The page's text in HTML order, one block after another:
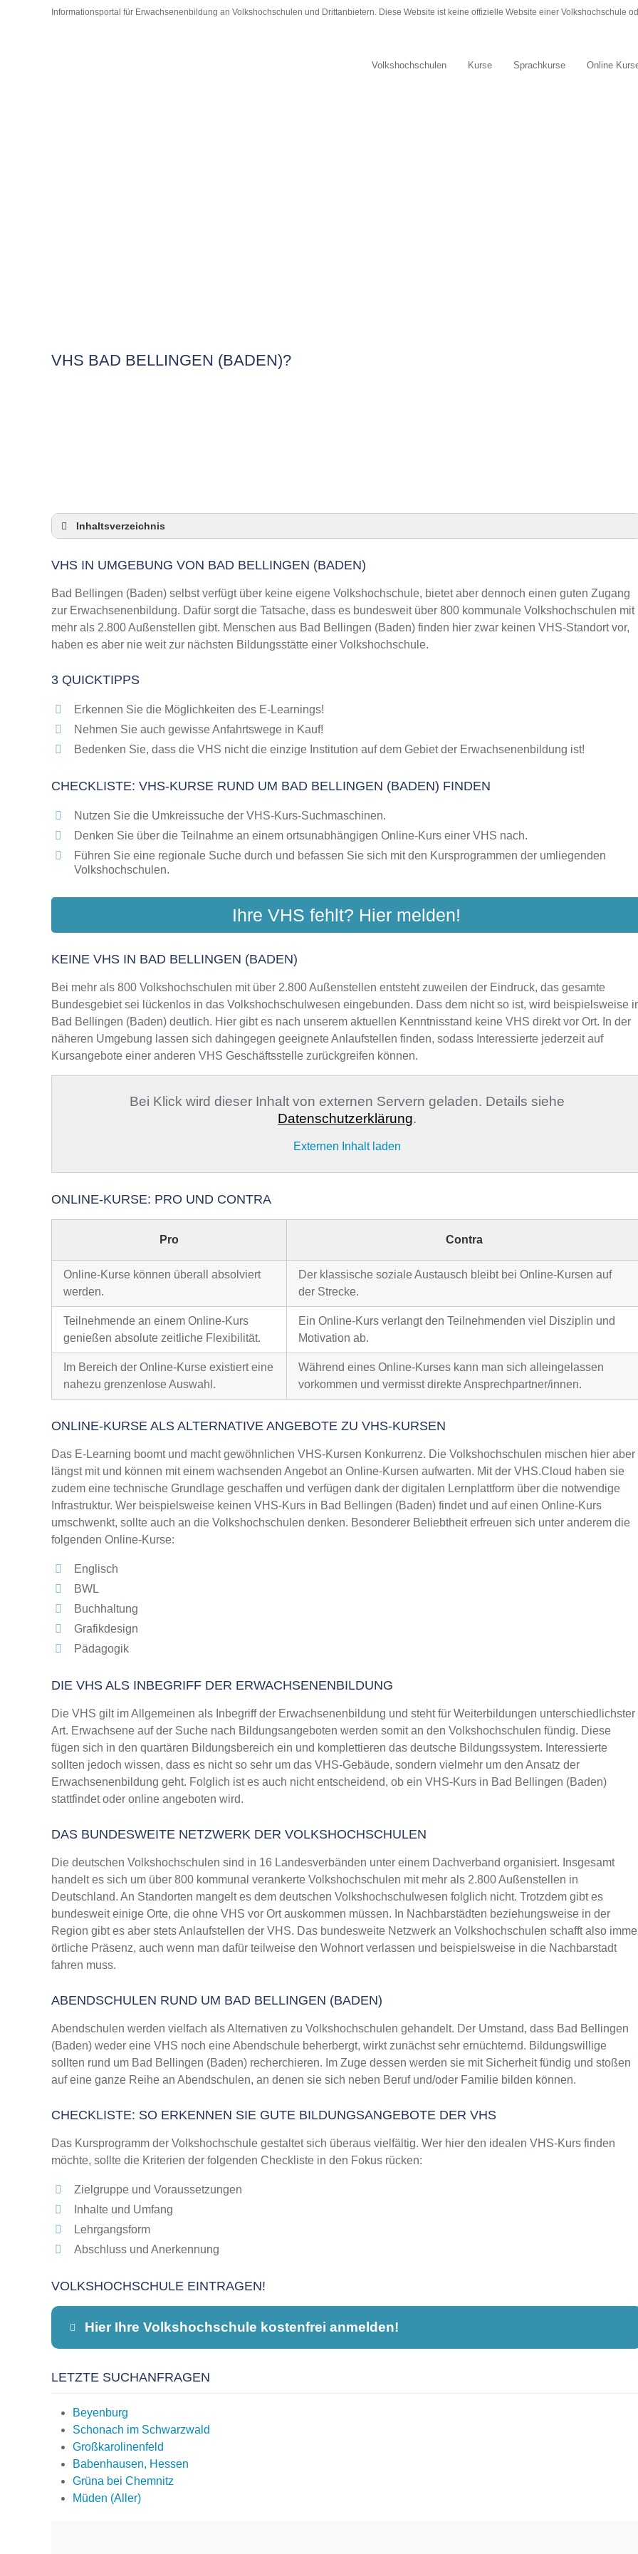
Informationsportal für Erwachsenenbildung an Volkshochschulen und Drittanbietern. Diese Website ist keine offizielle Website einer Volkshochschule
Volkshochschulen Kurse Sprachkurse Online
VHS BAD BELLINGEN (BADEN)?
Inhaltsverzeichnis
3 Quicktipps
Checkliste: VHS-Kurse rund um Bad Bellingen (Baden) finden
Keine VHS in Bad Bellingen (Baden)
Online-Kurse: Pro und Contra
Online-Kurse als alternative Angebote zu VHS-Kursen
Das bundesweite Netzwerk der Volkshochschulen
Abendschulen rund um Bad Bellingen (Baden)
Checkliste: So erkennen Sie gute Bildungsangebote der VHS
VHS IN UMGEBUNG VON BAD BELLINGEN (BADEN)
Bad Bellingen (Baden) selbst verfügt über keine eigene Volkshochschule, bietet aber dennoch einen guten Zugang
zur Erwachsenenbildung. Dafür sorgt die Tatsache, dass es bundesweit über 800 kommunale Volkshochschulen mit
mehr als 2.800 Außenstellen gibt. Menschen aus Bad Bellingen (Baden) finden hier zwar keinen VHS-Standort vor,
haben es aber nie weit zur nächsten Bildungsstätte einer Volkshochschule.
3 QUICKTIPPS
Erkennen Sie die Möglichkeiten des E-Learnings!
Nehmen Sie auch gewisse Anfahrtswege in Kauf!
Bedenken Sie, dass die VHS nicht die einzige Institution auf dem Gebiet der Erwachsenenbildung ist!
CHECKLISTE: VHS-KURSE RUND UM BAD BELLINGEN (BADEN) FINDEN
Nutzen Sie die Umkreissuche der VHS-Kurs-Suchmaschinen.
Denken Sie über die Teilnahme an einem ortsunabhängigen Online-Kurs einer VHS nach.
Führen Sie eine regionale Suche durch und befassen Sie sich mit den Kursprogrammen der umliegenden
Volkshochschulen.
Ihre VHS fehlt? Hier melden!
KEINE VHS IN BAD BELLINGEN (BADEN)
Bei mehr als 800 Volkshochschulen mit über 2.800 Außenstellen entsteht zuweilen der Eindruck, das gesamte
Bundesgebiet sei lückenlos in das Volkshochschulwesen eingebunden. Dass dem nicht so ist, wird beispielsweise
Bad Bellingen (Baden) deutlich. Hier gibt es nach unserem aktuellen Kenntnisstand keine VHS direkt vor Ort. In der
näheren Umgebung lassen sich dahingegen geeignete Anlaufstellen finden, sodass Interessierte jederzeit auf
Kursangebote einer anderen VHS Geschäftsstelle zurückgreifen können.
Bei Klick wird dieser Inhalt von externen Servern geladen. Details siehe
Datenschutzerklärung.
Externen Inhalt laden
ONLINE-KURSE: PRO UND CONTRA
Pro Contra
Online-Kurse können überall absolviert
werden.
Der klassische soziale Austausch bleibt bei Online-Kursen auf
der Strecke.
Teilnehmende an einem Online-Kurs
genießen absolute zeitliche Flexibilität.
Ein Online-Kurs verlangt den Teilnehmenden viel Disziplin und
Motivation ab.
Im Bereich der Online-Kurse existiert eine
nahezu grenzenlose Auswahl.
Während eines Online-Kurses kann man sich alleingelassen
vorkommen und vermisst direkte Ansprechpartner/innen.
ONLINE-KURSE ALS ALTERNATIVE ANGEBOTE ZU VHS-KURSEN
Das E-Learning boomt und macht gewöhnlichen VHS-Kursen Konkurrenz. Die Volkshochschulen mischen hier aber
längst mit und können mit einem wachsenden Angebot an Online-Kursen aufwarten. Mit der VHS.Cloud haben sie
zudem eine technische Grundlage geschaffen und verfügen dank der digitalen Lernplattform über die notwendige
Infrastruktur. Wer beispielsweise keinen VHS-Kurs in Bad Bellingen (Baden) findet und auf einen Online-Kurs
umschwenkt, sollte auch an die Volkshochschulen denken. Besonderer Beliebtheit erfreuen sich unter anderem die
folgenden Online-Kurse:
Englisch
BWL
Buchhaltung
Grafikdesign
Pädagogik
DIE VHS ALS INBEGRIFF DER ERWACHSENENBILDUNG
Die VHS gilt im Allgemeinen als Inbegriff der Erwachsenenbildung und steht für Weiterbildungen unterschiedlichster
Art. Erwachsene auf der Suche nach Bildungsangeboten werden somit an den Volkshochschulen fündig. Diese
fügen sich in den quartären Bildungsbereich ein und komplettieren das deutsche Bildungssystem. Interessierte
sollten jedoch wissen, dass es nicht so sehr um das VHS-Gebäude, sondern vielmehr um den Ansatz der
Erwachsenenbildung geht. Folglich ist es auch nicht entscheidend, ob ein VHS-Kurs in Bad Bellingen (Baden)
stattfindet oder online angeboten wird.
DAS BUNDESWEITE NETZWERK DER VOLKSHOCHSCHULEN
Die deutschen Volkshochschulen sind in 16 Landesverbänden unter einem Dachverband organisiert. Insgesamt
handelt es sich um über 800 kommunal verankerte Volkshochschulen mit mehr als 2.800 Außenstellen in
Deutschland. An Standorten mangelt es dem deutschen Volkshochschulwesen folglich nicht. Trotzdem gibt es
bundesweit einige Orte, die ohne VHS vor Ort auskommen müssen. In Nachbarstädten beziehungsweise in der
Region gibt es aber stets Anlaufstellen der VHS. Das bundesweite Netzwerk an Volkshochschulen schafft also
örtliche Präsenz, auch wenn man dafür teilweise den Wohnort verlassen und beispielsweise in die Nachbarstadt
fahren muss.
ABENDSCHULEN RUND UM BAD BELLINGEN (BADEN)
Abendschulen werden vielfach als Alternativen zu Volkshochschulen gehandelt. Der Umstand, dass Bad Bellingen
(Baden) weder eine VHS noch eine Abendschule beherbergt, wirkt zunächst sehr ernüchternd. Bildungswillige
sollten rund um Bad Bellingen (Baden) recherchieren. Im Zuge dessen werden sie mit Sicherheit fündig und stoßen
auf eine ganze Reihe an Abendschulen, an denen sie sich neben Beruf und/oder Familie bilden können.
CHECKLISTE: SO ERKENNEN SIE GUTE BILDUNGSANGEBOTE DER VHS
Das Kursprogramm der Volkshochschule gestaltet sich überaus vielfältig. Wer hier den idealen VHS-Kurs finden
möchte, sollte die Kriterien der folgenden Checkliste in den Fokus rücken:
Zielgruppe und Voraussetzungen
Inhalte und Umfang
Lehrgangsform
Abschluss und Anerkennung
VOLKSHOCHSCHULE EINTRAGEN!
Hier Ihre Volkshochschule kostenfrei anmelden!
LETZTE SUCHANFRAGEN
Beyenburg
Schonach im Schwarzwald
Großkarolinenfeld
Babenhausen, Hessen
Grüna bei Chemnitz
Müden (Aller)